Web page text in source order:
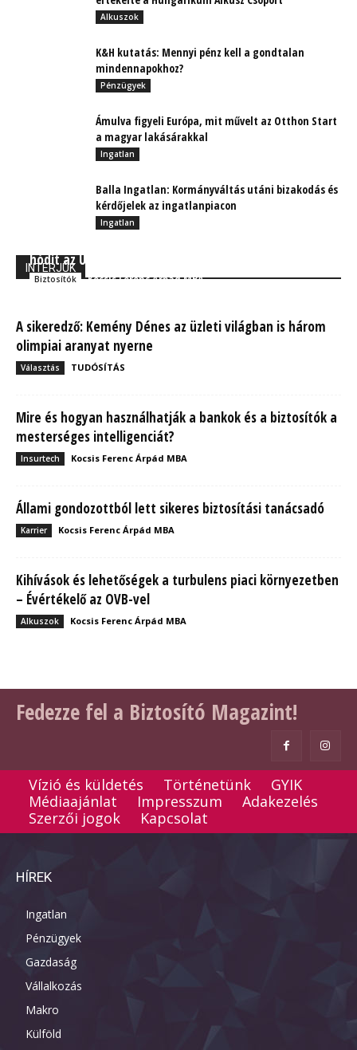
Alkuszok
K&H kutatás: Mennyi pénz kell a gondtalan
mindennapokhoz?
Pénzügyek
Ámulva figyeli Európa, mit művelt az Otthon Start
a magyar lakásárakkal
Ingatlan
Balla Ingatlan: Kormányváltás utáni bizakodás és
kérdőjelek az ingatlanpiacon
Ingatlan
INTERJÚK
hódít az Union az egyesülés után
Biztosítók Kocsis Ferenc Árpád MBA
A sikeredző: Kemény Dénes az üzleti világban is három
olimpiai aranyat nyerne
Választás TUDÓSÍTÁS
Mire és hogyan használhatják a bankok és a biztosítók a
mesterséges intelligenciát?
Insurtech Kocsis Ferenc Árpád MBA
Állami gondozottból lett sikeres biztosítási tanácsadó
Karrier Kocsis Ferenc Árpád MBA
Kihívások és lehetőségek a turbulens piaci környezetben
– Évértékelő az OVB-vel
Alkuszok Kocsis Ferenc Árpád MBA
Fedezze fel a Biztosító Magazint!
Vízió és küldetés Történetünk
GYIK
Médiaajánlat
Impresszum
Adakezelés
Szerzői jogok
Kapcsolat
HÍREK
Ingatlan
Pénzügyek
Gazdaság
Vállalkozás
Makro
Külföld